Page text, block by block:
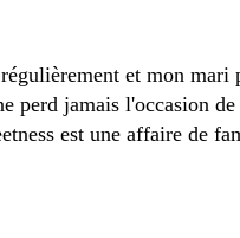
et mon mari
perd jamais l'occasion
est une affaire de